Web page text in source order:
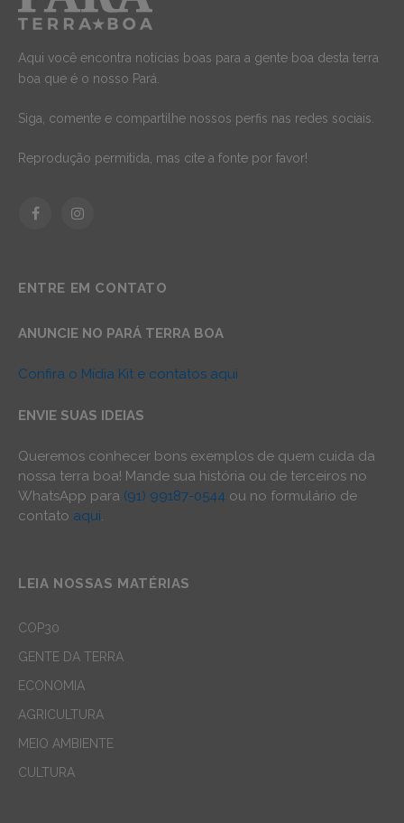
Aqui você encontra notícias boas para a gente boa desta terra
boa que é o nosso Pará.
Siga, comente e compartilhe nossos perfis nas redes sociais.
Reprodução permitida, mas cite a fonte por favor!
FacebookInstagram
ENTRE EM CONTATO
ANUNCIE NO PARÁ TERRA BOA
Confira o Mídia Kit e contatos aqui
ENVIE SUAS IDEIAS
Queremos conhecer bons exemplos de quem cuida da
nossa terra boa! Mande sua história ou de terceiros no
WhatsApp para (91) 99187-0544 ou no formulário de
contato aqui
LEIA NOSSAS MATÉRIAS
COP30
GENTE DA TERRA
ECONOMIA
AGRICULTURA
MEIO AMBIENTE
CULTURA